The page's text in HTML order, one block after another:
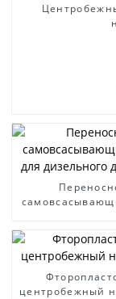
центробежный